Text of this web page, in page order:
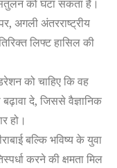
को घटा सकता है।
अगली अंतरराष्ट्रीय
लिफ्ट हासिल की
को चाहिए कि वह
दे, जिससे वैज्ञानिक
हो।
बल्कि भविष्य के युवा
करने की क्षमता मिल